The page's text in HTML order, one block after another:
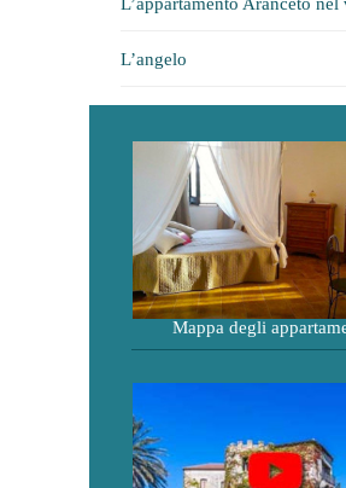
L’angelo
Mappa degli